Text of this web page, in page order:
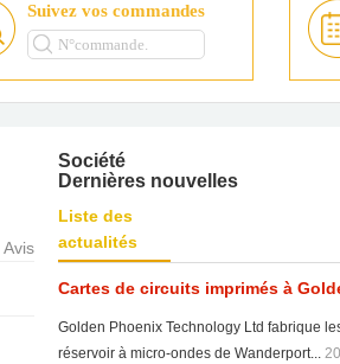
Suivez vos commandes
Avis
7
Société
Dernières nouvelles
Liste des
actualités
Golden Phoenix Technology Ltd fabrique
réservoir à micro-ondes de Wanderport...